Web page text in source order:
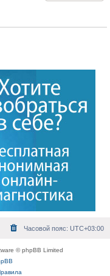
Часовой пояс: UTC+03:00
© phpBB Limited